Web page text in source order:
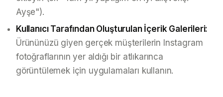
Ayşe").
Kullanıcı Tarafından Oluşturulan İçerik Galerileri:
Ürününüzü giyen gerçek müşterilerin Instagram
fotoğraflarının yer aldığı bir atlıkarınca
görüntülemek için uygulamaları kullanın.